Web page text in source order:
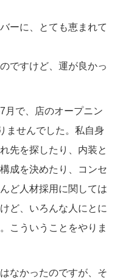
ーに、とても恵まれて
ですけど、運が良かっ
月で、店のオープニン
ませんでした。私自身
先を探したり、内装と
成を決めたり、コンセ
ど人材採用に関しては
ど、いろんな人にとに
こういうことをやりま
なかったのですが、そ